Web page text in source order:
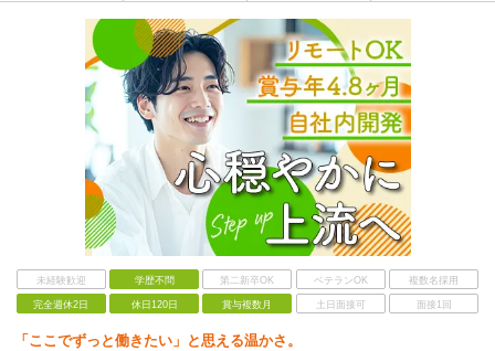
未経験歓迎 学歴不問 第二新卒OK ベテランOK 複数名採用
完全週休2日 休日120日 賞与複数月 土日面接可 面接1回
「ここでずっと働きたい」と思える温かさ。